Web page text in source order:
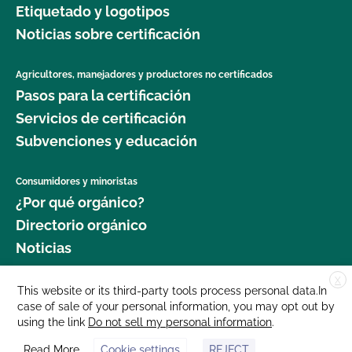
jardinería orgánica?
seguridad alimentaria como agricultor orgánico?
¿Dónde puedo obtener más información sobre la
gestión del ganado orgánico?
¿Dónde puedo encontrar semillas y plantas
orgánicas?
¿Qué cultivos requieren un intervalo de 120 días
antes de la cosecha cuando se aplica estiércol?
¿Qué norma GLOBALG.A.P. es mejor para mi
empresa?
Etiquetado y logotipos
Noticias sobre certificación
Agricultores, manejadores y productores no certificados
Pasos para la certificación
Servicios de certificación
Subvenciones y educación
Consumidores y minoristas
¿Por qué orgánico?
Directorio orgánico
Noticias
Donar
Carreras profesionales
Sala de prensa
X
This website or its third-party tools process personal data.In
case of sale of your personal information, you may opt out by
using the link Do not sell my personal information.